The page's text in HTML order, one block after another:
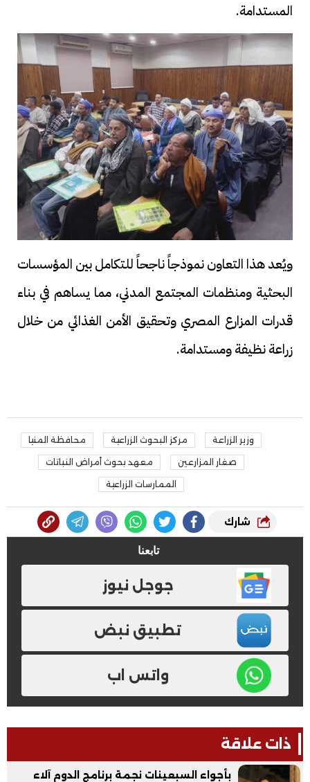
المستدامة.
ويُعد هذا التعاون نموذجاً ناجحاً للتكامل بين المؤسسات
البحثية ومنظمات المجتمع المدني، مما يساهم في بناء
قدرات المزارع المصري وتحقيق الأمن الغذائي من خلال
زراعة نظيفة ومستدامة.
وزير الزراعة مركز البحوث الزراعية محافظة المنيا
صغار المزارعين معهد بحوث أمراض النباتات
الممارسات الزراعية
شارك
تابعنا
جوجل نيوز
تطبيق نبض
واتس اب
ذات علاقة
بأجواء السبعينات نجمة برنامج الدوم آلاء